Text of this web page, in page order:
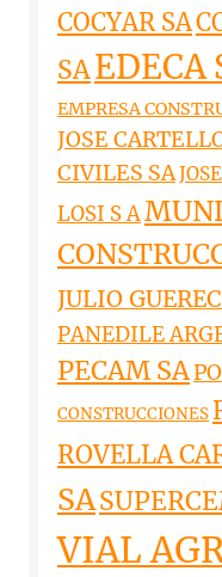
COCYAR SA
SAEDECA
EMPRESA
JOSE
CIVILES SA
LOSI S A
JULIO
PANEDILE
PECAM SA
CONSTRUCCIONES
ROVELLA
SA
VIAL